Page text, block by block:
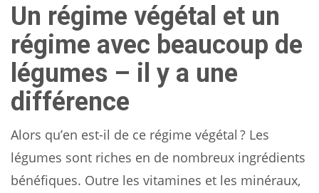
Un régime végétal et un
régime avec beaucoup de
légumes – il y a une
différence
Alors qu’en est-il de ce régime végétal ? Les
légumes sont riches en de nombreux ingrédients
bénéfiques. Outre les vitamines et les minéraux,